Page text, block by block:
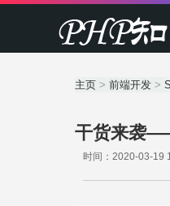
主页 > 前端开发 >
干货来袭
时间：2020-03-19